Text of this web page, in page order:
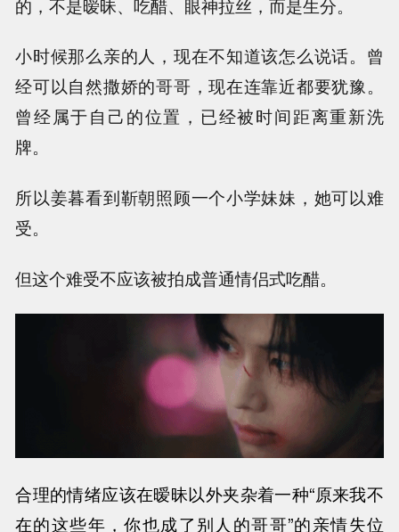
小时候那么亲的人，现在不知道该怎么说话。曾
经可以自然撒娇的哥哥，现在连靠近都要犹豫。
曾经属于自己的位置，已经被时间距离重新洗
牌。
所以姜暮看到靳朝照顾一个小学妹妹，她可以难
受。
但这个难受不应该被拍成普通情侣式吃醋。
合理的情绪应该在暧昧以外夹杂着一种“原来我不
在的这些年，你也成了别人的哥哥”的亲情失位